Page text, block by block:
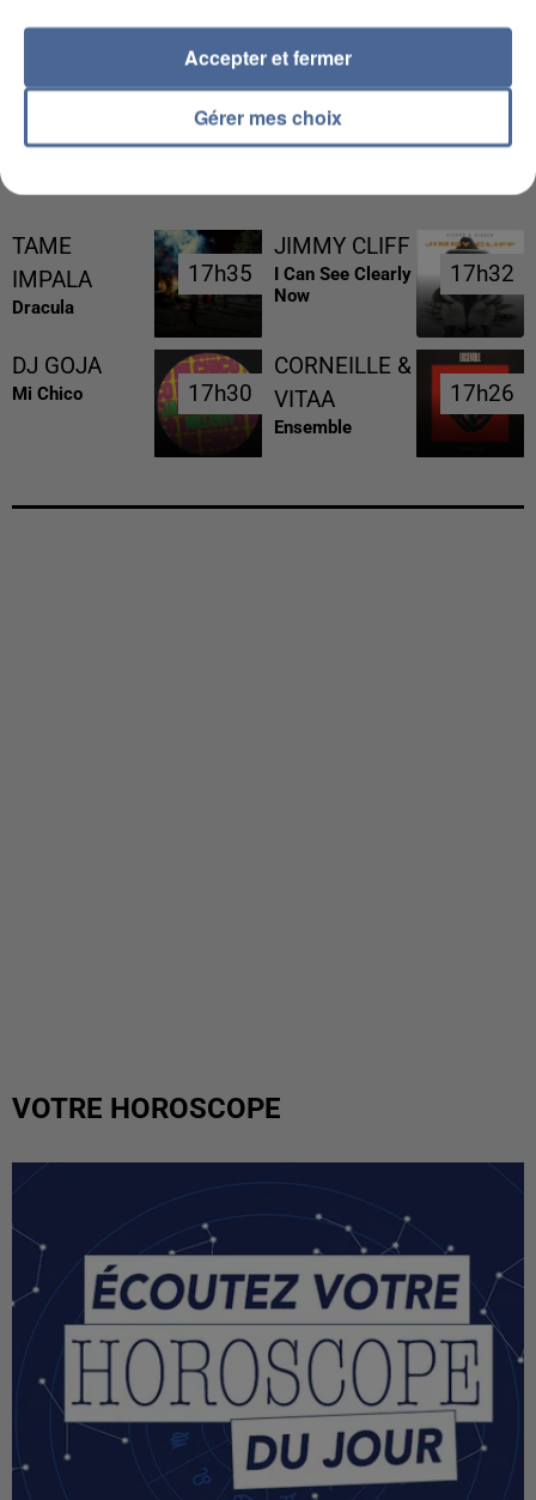
LES DONNÉES DE 300 000 CLIENTS DÉROBÉES À
INTERMARCHÉ APRÈS UNE...
TAME
IMPALA
Dracula
17h35
17h35
JIMMY CLIFF
I Can See Clearly
Now
17h32
17h32
DJ GOJA
Mi Chico 17h30
17h30
CORNEILLE &
VITAA
Ensemble
17h26
17h26
VOTRE HOROSCOPE
Gérer mes choix
Accepter et fermer